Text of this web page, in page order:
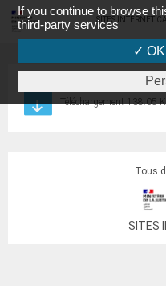
SITES INTERNET CA
La charte du médiateur
Téléchargement 138.05
SITES
Tous
If you continue to browse
third-party services
✓